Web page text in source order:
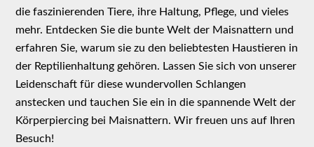
die faszinierenden Tiere, ihre Haltung, Pflege, und vieles
mehr. Entdecken Sie die bunte Welt der Maisnattern und
erfahren Sie, warum sie zu den beliebtesten Haustieren in
der Reptilienhaltung gehören. Lassen Sie sich von unserer
Leidenschaft für diese wundervollen Schlangen
anstecken und tauchen Sie ein in die spannende Welt der
Körperpiercing bei Maisnattern. Wir freuen uns auf Ihren
Besuch!